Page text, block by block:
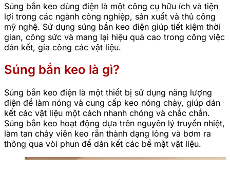
Súng bắn keo dùng điện là một công cụ hữu ích và tiện
lợi trong các ngành công nghiệp, sản xuất và thủ công
mỹ nghệ. Sử dụng súng bắn keo điện giúp tiết kiệm thời
gian, công sức và mang lại hiệu quả cao trong công việc
dán kết, gia công các vật liệu.
Súng bắn keo là gì?
Súng bắn keo điện là một thiết bị sử dụng năng lượng
điện để làm nóng và cung cấp keo nóng chảy, giúp dán
kết các vật liệu một cách nhanh chóng và chắc chắn.
Súng bắn keo hoạt động dựa trên nguyên lý truyền nhiệt,
làm tan chảy viên keo rắn thành dạng lỏng và bơm ra
thông qua vòi phun để dán kết các bề mặt vật liệu.